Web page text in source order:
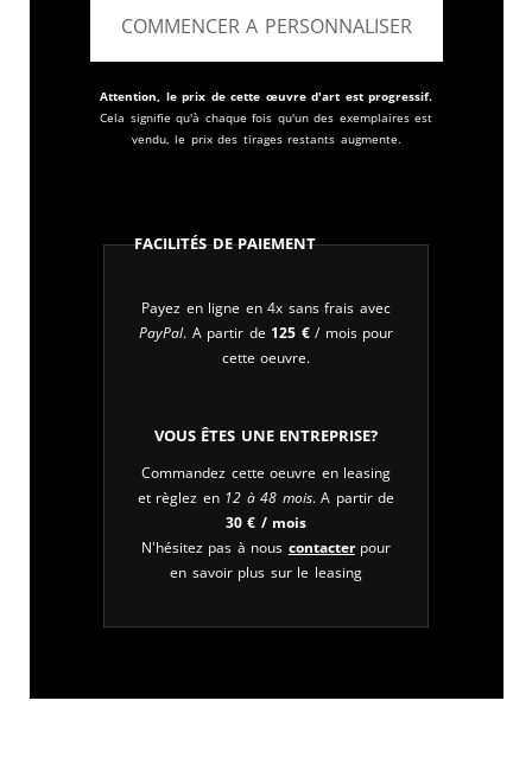
COMMENCER A PERSONNALISER
Attention, le prix de cette œuvre d'art est progressif.
Cela signifie qu'à chaque fois qu'un des exemplaires est
vendu, le prix des tirages restants augmente.
Facilités de paiement
Payez en ligne en 4x sans frais avec
PayPal. A partir de 125 €/ mois pour
cette oeuvre.
Vous êtes une entreprise?
Commandez cette oeuvre en leasing
et règlez en 12 à 48 mois. A partir de
30€ / mois
N'hésitez pas à nous contacterpour
en savoir plus sur le leasing